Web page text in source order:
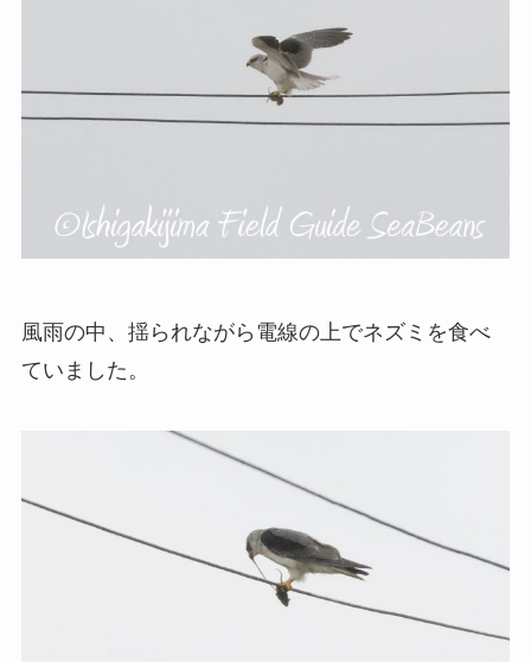
風雨の中、揺られながら電線の上でネズミを食べ
ていました。